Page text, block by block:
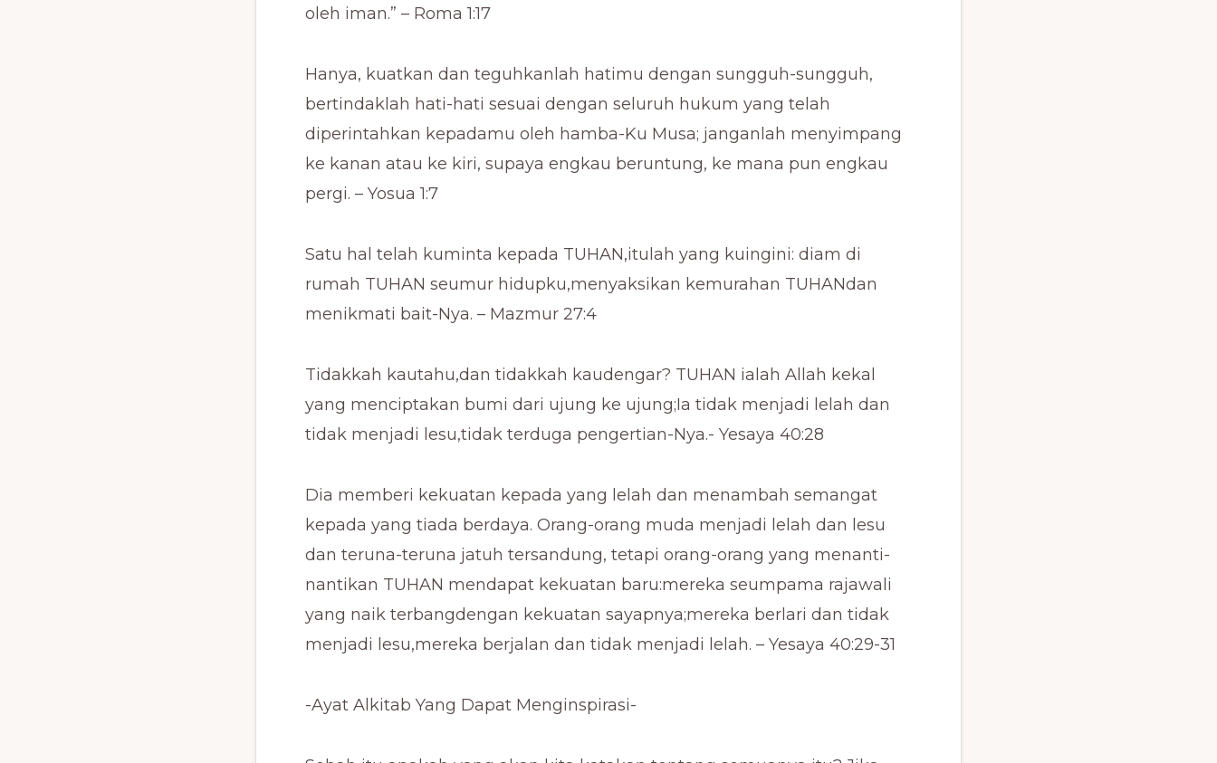
oleh iman.” – Roma 1:17
Hanya, kuatkan dan teguhkanlah hatimu dengan sungguh-sungguh,
bertindaklah hati-hati sesuai dengan seluruh hukum yang telah
diperintahkan kepadamu oleh hamba-Ku Musa; janganlah menyimpang
ke kanan atau ke kiri, supaya engkau beruntung, ke mana pun engkau
pergi. – Yosua 1:7
Satu hal telah kuminta kepada TUHAN,itulah yang kuingini: diam di
rumah TUHAN seumur hidupku,menyaksikan kemurahan TUHANdan
menikmati bait-Nya. – Mazmur 27:4
Tidakkah kautahu,dan tidakkah kaudengar? TUHAN ialah Allah kekal
yang menciptakan bumi dari ujung ke ujung;Ia tidak menjadi lelah dan
tidak menjadi lesu,tidak terduga pengertian-Nya.- Yesaya 40:28
Dia memberi kekuatan kepada yang lelah dan menambah semangat
kepada yang tiada berdaya. Orang-orang muda menjadi lelah dan lesu
dan teruna-teruna jatuh tersandung, tetapi orang-orang yang menanti-
nantikan TUHAN mendapat kekuatan baru:mereka seumpama rajawali
yang naik terbangdengan kekuatan sayapnya;mereka berlari dan tidak
menjadi lesu,mereka berjalan dan tidak menjadi lelah. – Yesaya 40:29-31
-Ayat Alkitab Yang Dapat Menginspirasi-